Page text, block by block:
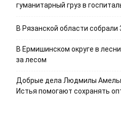
гуманитарный груз в
В Рязанской области собрали
В Ермишинском округе в
за лесом
Добрые дела Людмилы
Истья помогают сохранять